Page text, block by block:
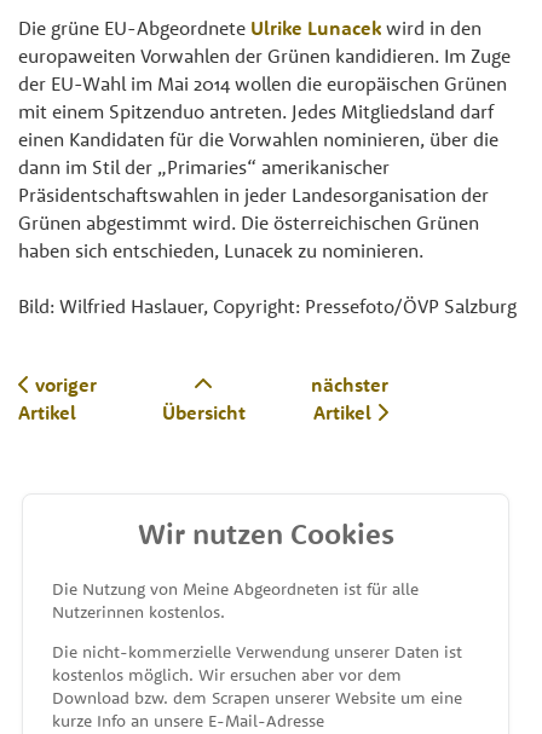
Die grüne EU-Abgeordnete Ulrike Lunacek wird in den
europaweiten Vorwahlen der Grünen kandidieren. Im Zuge
der EU-Wahl im Mai 2014 wollen die europäischen Grünen
mit einem Spitzenduo antreten. Jedes Mitgliedsland darf
einen Kandidaten für die Vorwahlen nominieren, über die
dann im Stil der „Primaries“ amerikanischer
Präsidentschaftswahlen in jeder Landesorganisation der
Grünen abgestimmt wird. Die österreichischen Grünen
haben sich entschieden, Lunacek zu nominieren.
Bild: Wilfried Haslauer, Copyright: Pressefoto/ÖVP Salzburg
voriger
Artikel
Übersicht
nächster
Artikel
MEINE ABGEORDNETEN
unterstützt von
Wir nutzen Cookies
Die Nutzung von Meine Abgeordneten ist für alle
Nutzerinnen kostenlos.
Die nicht-kommerzielle Verwendung unserer Daten ist
kostenlos möglich. Wir ersuchen aber vor dem
Download bzw. dem Scrapen unserer Website um eine
kurze Info an unsere E-Mail-Adresse